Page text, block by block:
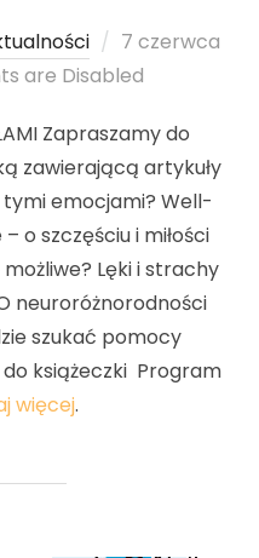
Posted
on
7 czerwca
are Disabled
Zapraszamy do
zawierającą artykuły
emocjami? Well-
o szczęściu i miłości
Lęki i strachy
neuroróżnorodności
szukać pomocy
do książeczki Program
więcej.